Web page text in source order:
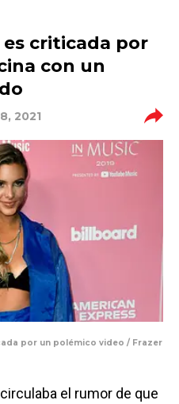
es criticada por
con un
2021
por un polémico video / Frazer
el rumor de que